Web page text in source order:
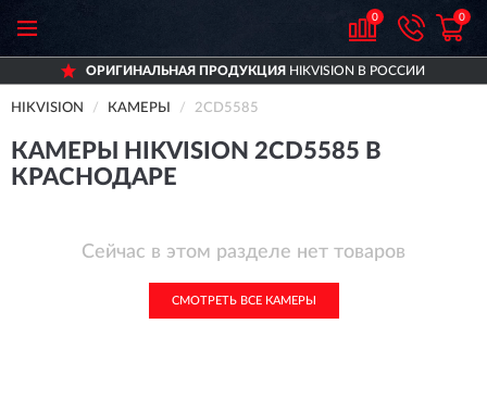
0 0
ОРИГИНАЛЬНАЯ ПРОДУКЦИЯ HIKVISION В РОССИИ
HIKVISION КАМЕРЫ 2CD5585
КАМЕРЫ HIKVISION 2CD5585 В
КРАСНОДАРЕ
Сейчас в этом разделе нет товаров
СМОТРЕТЬ ВСЕ КАМЕРЫ